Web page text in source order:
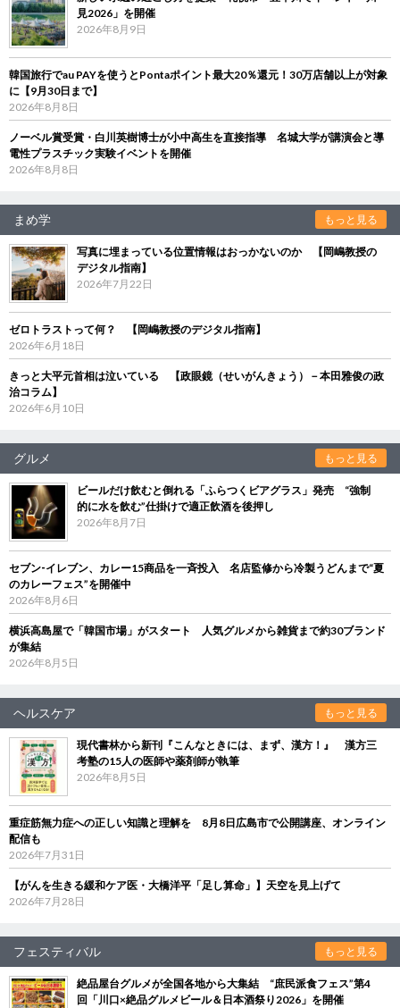
見2026」を開催
2026年8月9日
韓国旅行でau PAYを使うとPontaポイント最大20％還元！30万店舗以上が対象
に【9月30日まで】
2026年8月8日
ノーベル賞受賞・白川英樹博士が小中高生を直接指導 名城大学が講演会と導
電性プラスチック実験イベントを開催
2026年8月8日
まめ学 もっと見る
写真に埋まっている位置情報はおっかないのか 【岡嶋教授の
デジタル指南】
2026年7月22日
ゼロトラストって何？ 【岡嶋教授のデジタル指南】
2026年6月18日
きっと大平元首相は泣いている 【政眼鏡（せいがんきょう）－本田雅俊の政
治コラム】
2026年6月10日
グルメ もっと見る
ビールだけ飲むと倒れる「ふらつくビアグラス」発売 “強制
的に水を飲む”仕掛けで適正飲酒を後押し
2026年8月7日
セブン‐イレブン、カレー15商品を一斉投入 名店監修から冷製うどんまで“夏
のカレーフェス”を開催中
2026年8月6日
横浜高島屋で「韓国市場」がスタート 人気グルメから雑貨まで約30ブランド
が集結
2026年8月5日
ヘルスケア もっと見る
現代書林から新刊『こんなときには、まず、漢方！』 漢方三
考塾の15人の医師や薬剤師が執筆
2026年8月5日
重症筋無力症への正しい知識と理解を 8月8日広島市で公開講座、オンライン
配信も
2026年7月31日
【がんを生きる緩和ケア医・大橋洋平「足し算命」】天空を見上げて
2026年7月28日
フェスティバル もっと見る
絶品屋台グルメが全国各地から大集結 “庶民派食フェス”第4
回「川口×絶品グルメビール＆日本酒祭り2026」を開催